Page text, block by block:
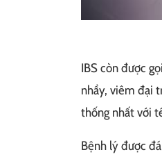
IBS còn được
nhầy, viêm đại
thống nhất với
Bệnh lý được